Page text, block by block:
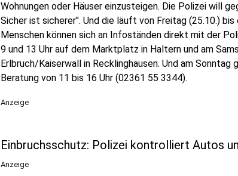
Wohnungen oder Häuser einzusteigen. Die Polizei will
Sicher ist sicherer". Und die läuft von Freitag (25.10.)
Menschen können sich an Infoständen direkt mit der
9 und 13 Uhr auf dem Marktplatz in Haltern und am
Erlbruch/Kaiserwall in Recklinghausen. Und am
Beratung von 11 bis 16 Uhr (02361 55 3344).
Anzeige
Einbruchsschutz: Polizei kontrolliert Autos
Anzeige